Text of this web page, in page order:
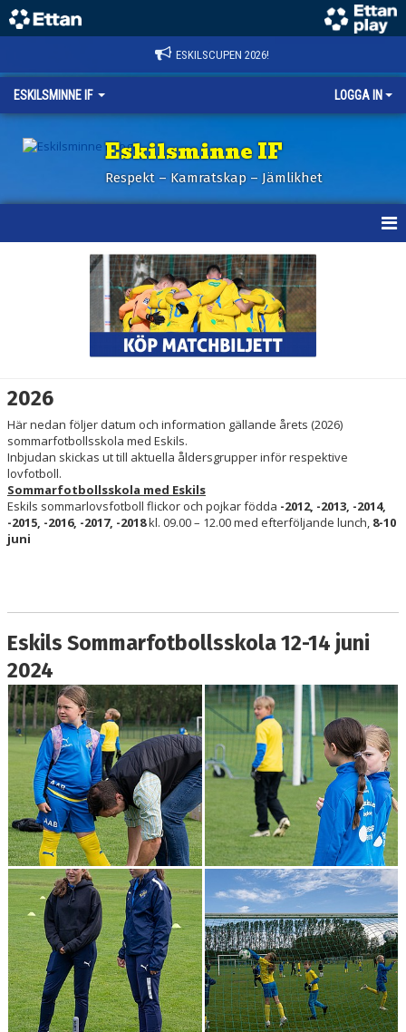
ESKILSCUPEN 2026!
ESKILSMINNE IF LOGGA IN
Eskilsminne IF
Respekt – Kamratskap – Jämlikhet
BILDER ESKILSCUPEN
PARTNERS
KALENDER
LOKALBOKNING
DOKUMENT/FILER
BILJETTER
MEDLEMSFÖRMÅNER
2026
Här nedan följer datum och information gällande årets (2026)
sommarfotbollsskola med Eskils.
Inbjudan skickas ut till aktuella åldersgrupper inför respektive
lovfotboll.
Sommarfotbollsskola med Eskils
Eskils sommarlovsfotboll flickor och pojkar födda -2012, -2013, -2014,
-2015, -2016, -2017, -2018kl. 09.00 – 12.00 med efterföljande lunch, 8-10
juni
Eskils Sommarfotbollsskola 12-14 juni
2024